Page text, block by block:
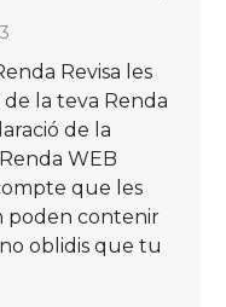
Revisa les
de la teva Renda
de la
WEB
que les
poden contenir
oblidis que tu